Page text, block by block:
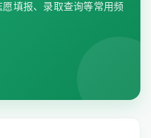
填报、录取查询等常用频